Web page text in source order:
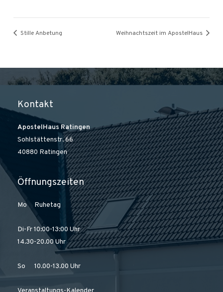
Stille Anbetung Weihnachtszeit im ApostelHaus
Kontakt
ApostelHaus Ratingen
Sohlstättenstr. 66
40880 Ratingen
Öffnungszeiten
Mo Ruhetag
Di-Fr 10:00-13:00 Uhr
14.30-20.00 Uhr
So 10.00-13.00 Uhr